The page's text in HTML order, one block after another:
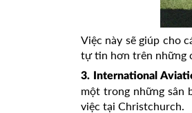
Việc này sẽ giúp cho
tự tin hơn trên những
3. International
một trong những sân
việc tại Christchurch.